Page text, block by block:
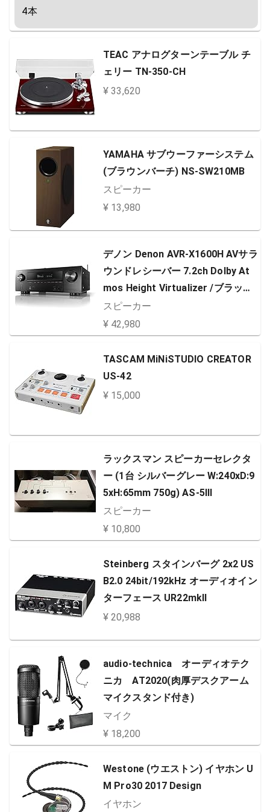
4本
TEAC アナログターンテーブル チ
ェリー TN-350-CH
¥ 33,620
YAMAHA サブウーファーシステム
(ブラウンバーチ) NS-SW210MB
スピーカー
¥ 13,980
デノン Denon AVR-X1600H AVサラ
ウンドレシーバー 7.2ch Dolby At
mos Height Virtualizer /ブラック
AVR-X1600HK
スピーカー
¥ 42,980
TASCAM MiNiSTUDIO CREATOR
US-42
¥ 15,000
ラックスマン スピーカーセレクタ
ー (1台 シルバーグレー W:240xD:9
5xH:65mm 750g) AS-5III
スピーカー
¥ 10,800
Steinberg スタインバーグ 2x2 US
B2.0 24bit/192kHz オーディオイン
ターフェース UR22mkII
¥ 20,988
audio-technica オーディオテク
ニカ AT2020(肉厚デスクアーム
マイクスタンド付き)
マイク
¥ 18,200
Westone (ウエストン) イヤホン U
M Pro30 2017 Design
イヤホン